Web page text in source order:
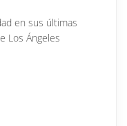
en sus últimas
Los Ángeles